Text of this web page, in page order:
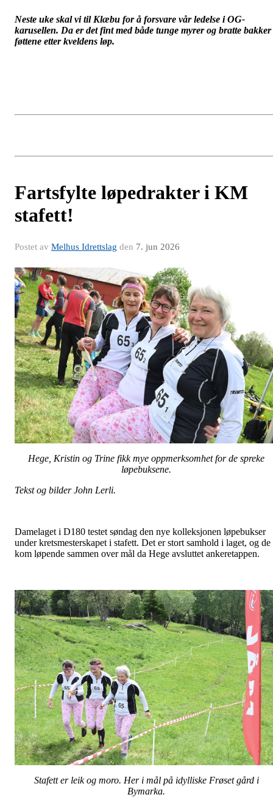
Neste uke skal vi til Klæbu for å forsvare vår ledelse i OG-
karusellen. Da er det fint med både tunge myrer og bratte
føttene etter kveldens løp.
Fartsfylte løpedrakter i KM
stafett!
Postet av Melhus Idrettslag den 7. jun 2026
Hege, Kristin og Trine fikk mye oppmerksomhet for de spreke
løpebuksene.
Tekst og bilder John Lerli.
Damelaget i D180 testet søndag den nye kolleksjonen løpebukser
under kretsmesterskapet i stafett. Det er stort samhold i laget, og de
kom løpende sammen over mål da Hege avsluttet ankeretappen.
Stafett er leik og moro. Her i mål på idylliske Frøset gård i
Bymarka.